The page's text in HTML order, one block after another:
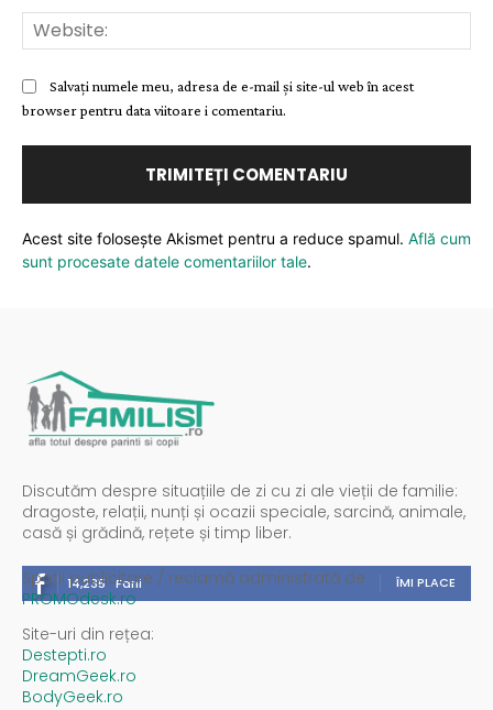
Salvați numele meu, adresa de e-mail și site-ul web în acest
browser pentru data viitoare i comentariu.
Acest site folosește Akismet pentru a reduce spamul. Află cum
sunt procesate datele comentariilor tale.
Discutăm despre situațiile de zi cu zi ale vieții de familie:
dragoste, relații, nunți și ocazii speciale, sarcină, animale,
casă și grădină, rețete și timp liber.
14,235 Fani ÎMI PLACE
Spații publicitare / reclamă administrată de
PROMOdesk.ro
Site-uri din rețea:
Destepti.ro
DreamGeek.ro
BodyGeek.ro